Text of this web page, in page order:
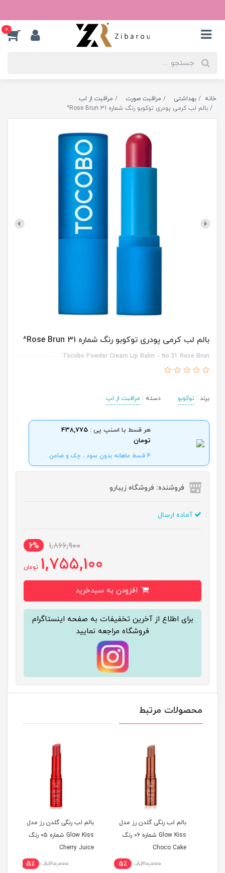
0
خانه بهداشتی مراقبت صورت
مراقبت از لب
بالم لب کرمی پودری توکوبو رنگ شماره 31 Rose Brun^
بالم لب کرمی پودری توکوبو رنگ شماره 31 Rose Brun^
Tocobo Powder Cream Lip Balm – No.31 Rose Brun
برند : توکوبو دسته : مراقبت از لب
هر قسط با اسنپ پی : 438,775
تومان
4 قسط ماهانه بدون سود ، چک و ضامن .
فروشنده: فروشگاه زیبارو
آماده ارسال
1,866,900
6%
1,755,100 تومان
برای اطلاع از آخرین تخفیفات به صفحه اینستاگرام
فروشگاه مراجعه نمایید
محصولات مرتبط
بالم لب رنگی گلدن رز مدل
Glow Kiss شماره 06 رنگ
Choco Cake
830,000 5٪
بالم لب رنگی گلدن رز مدل
Glow Kiss شماره 05 رنگ
Cherry Juice
830,000 5٪